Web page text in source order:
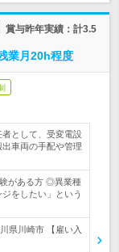
賞与昨年実績：計3.5
業月20h程度
として、受変電設
車両の手配や管理
験がある方 ◎異業種
をしたい」という
県川崎市 【雇い入